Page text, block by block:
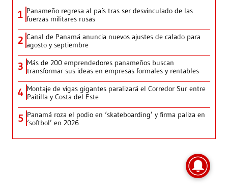
1 Panameño regresa al país tras ser desvinculado de las
fuerzas militares rusas
2 Canal de Panamá anuncia nuevos ajustes de calado para
agosto y septiembre
3 Más de 200 emprendedores panameños buscan
transformar sus ideas en empresas formales y rentables
4 Montaje de vigas gigantes paralizará el Corredor Sur entre
Paitilla y Costa del Este
5 Panamá roza el podio en ‘skateboarding’ y firma paliza en
‘softbol’ en 2026